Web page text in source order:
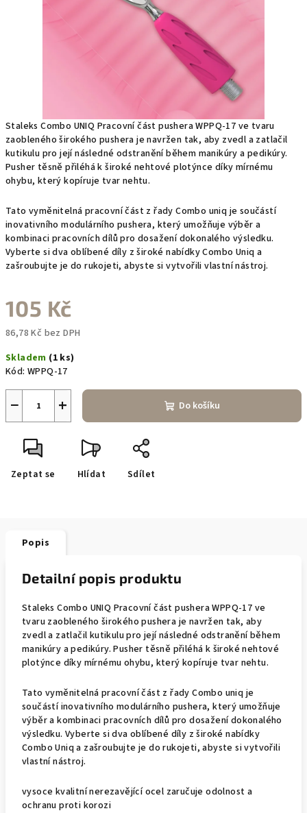
Staleks Combo UNIQ Pracovní část pushera WPPQ-17 ve tvaru
zaobleného širokého pushera je navržen tak, aby zvedl a zatlačil
kutikulu pro její následné odstranění během manikúry a pedikúry.
Pusher těsně přiléhá k široké nehtové plotýnce díky mírnému
ohybu, který kopíruje tvar nehtu.
Tato vyměnitelná pracovní část z řady Combo uniq je součástí
inovativního modulárního pushera, který umožňuje výběr a
kombinaci pracovních dílů pro dosažení dokonalého výsledku.
Vyberte si dva oblíbené díly z široké nabídky Combo Uniq a
zašroubujte je do rukojeti, abyste si vytvořili vlastní nástroj.
105 Kč
86,78 Kč bez DPH
cena:
Skladem (1 ks)
Kód: WPPQ-17
+
− Do košíku
Zeptat se Hlídat Sdílet
Popis
Detailní popis produktu
Staleks Combo UNIQ Pracovní část pushera WPPQ-17 ve
tvaru zaobleného širokého pushera je navržen tak, aby
zvedl a zatlačil kutikulu pro její následné odstranění během
manikúry a pedikúry. Pusher těsně přiléhá k široké nehtové
plotýnce díky mírnému ohybu, který kopíruje tvar nehtu.
Tato vyměnitelná pracovní část z řady Combo uniq je
součástí inovativního modulárního pushera, který umožňuje
výběr a kombinaci pracovních dílů pro dosažení dokonalého
výsledku. Vyberte si dva oblíbené díly z široké nabídky
Combo Uniq a zašroubujte je do rukojeti, abyste si vytvořili
vlastní nástroj.
vysoce kvalitní nerezavějící ocel zaručuje odolnost a
ochranu proti korozi